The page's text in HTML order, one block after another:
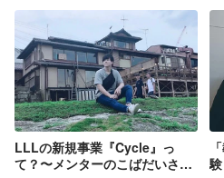
LLLの新規事業『Cycle』っ
て？〜メンターのこばだいさん